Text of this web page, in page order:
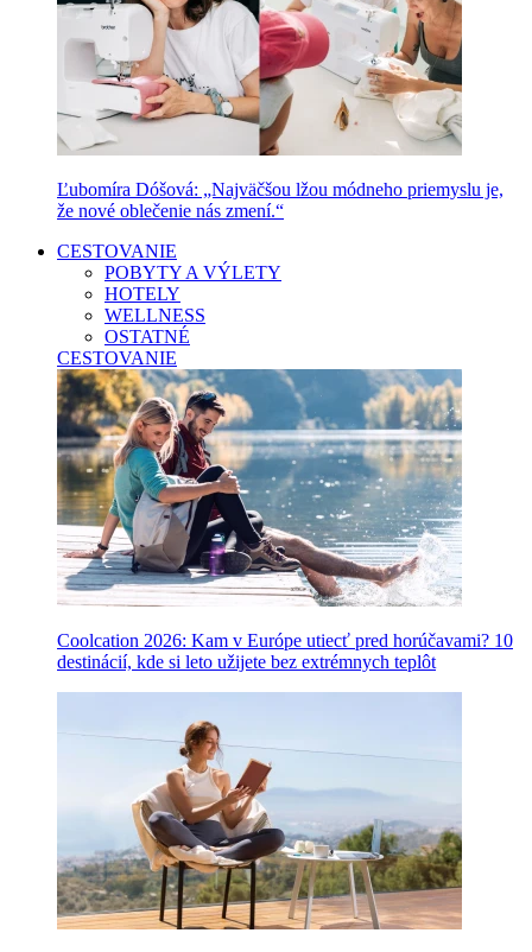
Ľubomíra Dóšová: „Najväčšou lžou módneho priemyslu je,
že nové oblečenie nás zmení.“
CESTOVANIE
POBYTY A VÝLETY
HOTELY
WELLNESS
OSTATNÉ
CESTOVANIE
Coolcation 2026: Kam v Európe utiecť pred horúčavami? 10
destinácií, kde si leto užijete bez extrémnych teplôt